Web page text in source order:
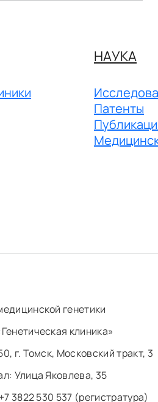
НАУКА
Патенты
генетики
клиника»
г. Томск, Московский тракт, 3
​Улица Яковлева, 35
3822 530 537 (регистратура)